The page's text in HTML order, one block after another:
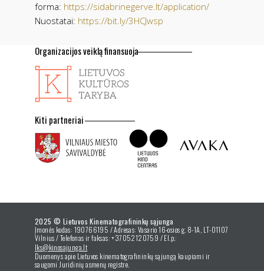
forma: https://sidabrinegerve.lt/application/
Nuostatai: https://bit.ly/3HCJwsp
Organizacijos veiklą finansuoja
Kiti partneriai
2025 © Lietuvos Kinematografininkų sąjunga
Įmonės kodas: 190766195 / Adresas: Vasario 16-osios g. 8-1A, LT-01107
Vilnius / Telefonas ir faksas: +37052120759 / El.p.:
lks@kinosajunga.lt
Duomenys apie Lietuvos kinematografininkų sąjungą kaupiami ir
saugomi Juridinių asmenų registre.